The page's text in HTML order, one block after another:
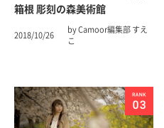
箱根 彫刻の森美術館
2018/10/26
by Camoor編集部 すえ
こ